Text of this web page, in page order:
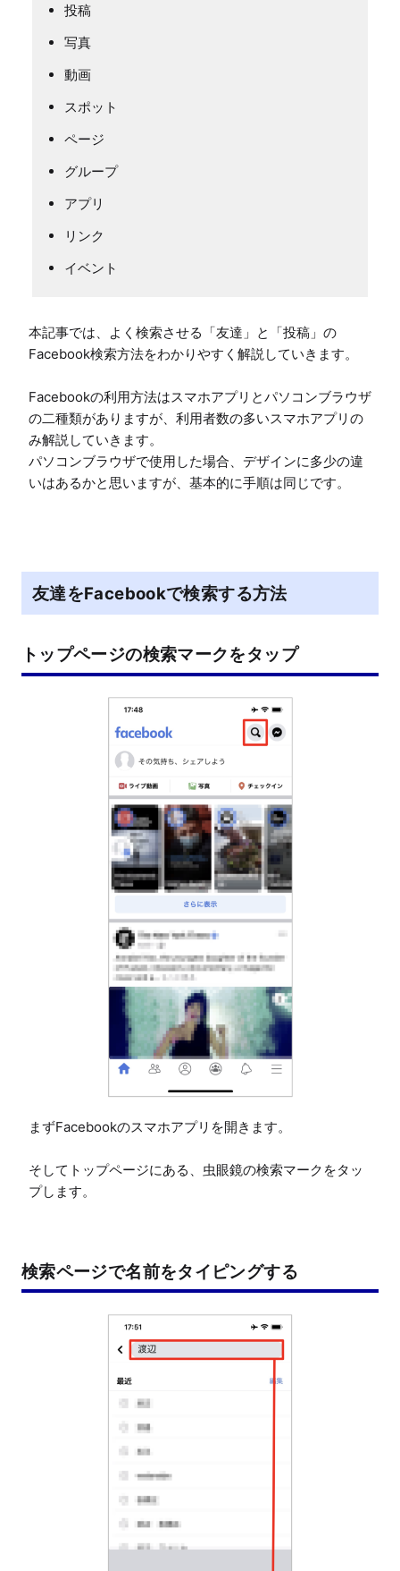
投稿
写真
動画
スポット
ページ
グループ
アプリ
リンク
イベント
本記事では、よく検索させる「友達」と「投稿」の
Facebook検索方法をわかりやすく解説していきます。
Facebookの利用方法はスマホアプリとパソコンブラウザ
の二種類がありますが、利用者数の多いスマホアプリの
み解説していきます。
パソコンブラウザで使用した場合、デザインに多少の違
いはあるかと思いますが、基本的に手順は同じです。
友達をFacebookで検索する方法
トップページの検索マークをタップ
まずFacebookのスマホアプリを開きます。
そしてトップページにある、虫眼鏡の検索マークをタッ
プします。
検索ページで名前をタイピングする